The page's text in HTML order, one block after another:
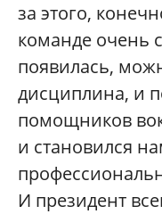
за этого,
команде очень
появилась,
дисциплина, и
помощников
и становился
И президент